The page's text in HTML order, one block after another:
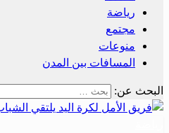
رياضة
مجتمع
منوعات
المسافات بين المدن
البحث عن: